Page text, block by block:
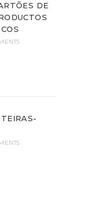
DE